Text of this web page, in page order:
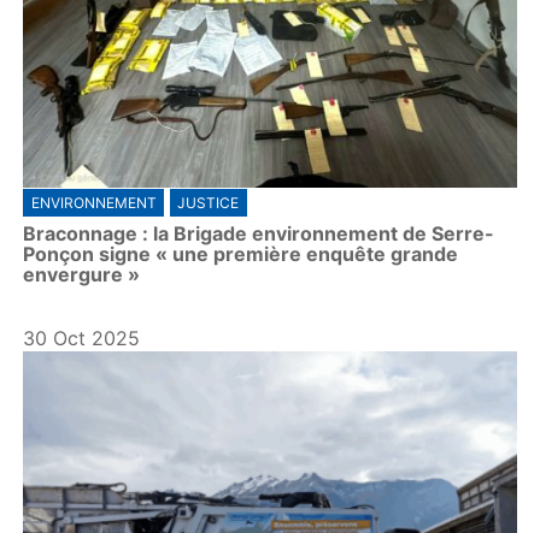
ENVIRONNEMENT JUSTICE
Braconnage : la Brigade environnement de Serre-
Ponçon signe « une première enquête grande
envergure »
30 Oct 2025